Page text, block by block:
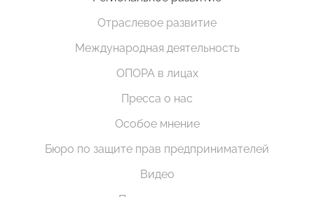
Отраслевое развитие
Международная деятельность
ОПОРА в лицах
Пресса о нас
Особое мнение
Бюро по защите прав предпринимателей
Видео